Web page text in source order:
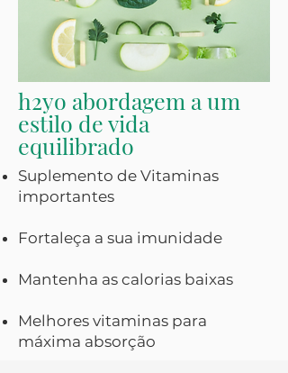
h2yo abordagem a um
estilo de vida
equilibrado
Suplemento de Vitaminas
importantes
Fortaleça a sua imunidade
Mantenha as calorias baixas
Melhores vitaminas para
máxima absorção